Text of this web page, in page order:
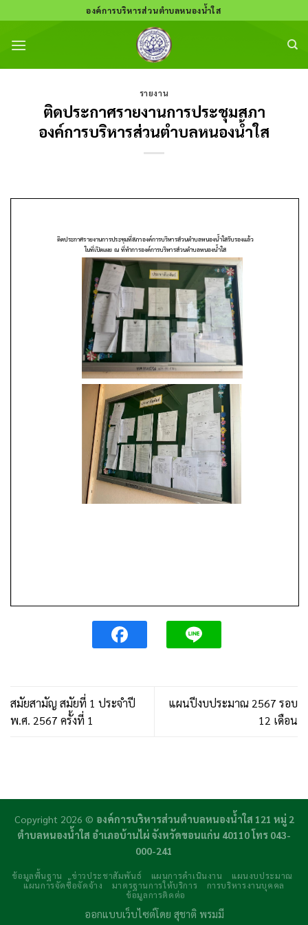
to
content
องค์การบริหารส่วนตำบลหนองน้ำใส
รายงาน
ติดประกาศรายงานการประชุมสภา
องค์การบริหารส่วนตำบลหนองน้ำใส
สมัยสามัญ สมัยที่ 1 ประจำปี
พ.ศ. 2567 ครั้งที่ 1
แผนปีงบประมาณ 2567 รอบ
12 เดือน
Copyright 2026 © องค์การบริหารส่วนตำบลหนองน้ำใส 121 หมู่ 2
ตำบลหนองน้ำใส อำเภอบ้านไผ่ จังหวัดขอนแก่น 40110 โทร 043-
000-241
ข้อมูลพื้นฐาน ข่าวประชาสัมพันธ์ แผนการดำเนินงาน
แผนงบประมาณ
แผนการจัดซื้อจัดจ้าง
มาตรฐานการให้บริการ
การบริหารงานบุคคล
ข้อมูลการติดต่อ
ออกแบบเว็บไซต์โดย สุชาติ พรมมี